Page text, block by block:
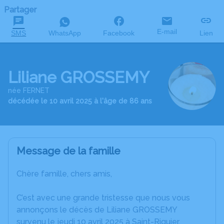
Partager
SMS WhatsApp Facebook E-mail Lien
Liliane GROSSEMY
née FERNET
décédée le 10 avril 2025 à l'âge de 86 ans
Message de la famille
Chère famille, chers amis,
C’est avec une grande tristesse que nous vous
annonçons le décès de Liliane GROSSEMY
survenu le jeudi 10 avril 2025 à Saint-Riquier.